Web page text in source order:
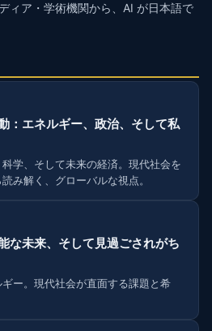
ィア・学術機関から、AI が日本語で
：エネルギー、政治、そして私
学、そして未来の経済。現代社会を
み解く、グローバルな視点。
な未来、そして見過ごされがち
ー。現代社会が直面する課題と希